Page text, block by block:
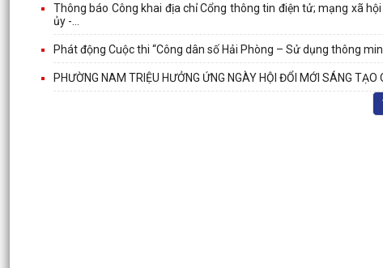
Thông báo Công khai địa chỉ Cổng thông tin điện tử; mạng xã
ủy -...
Phát động Cuộc thi “Công dân số Hải Phòng – Sử dụng thông
PHƯỜNG NAM TRIỆU HƯỞNG ỨNG NGÀY HỘI ĐỔI MỚI SÁNG